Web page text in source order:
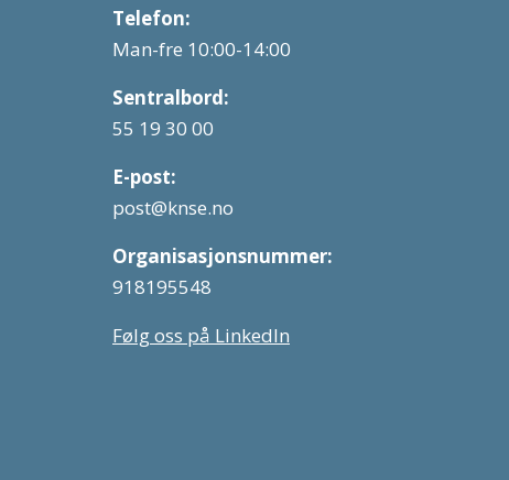
Telefon:
Man-fre 10:00-14:00
Sentralbord:
55 19 30 00
E-post:
post@knse.no
Organisasjonsnummer:
918195548
Følg oss på LinkedIn